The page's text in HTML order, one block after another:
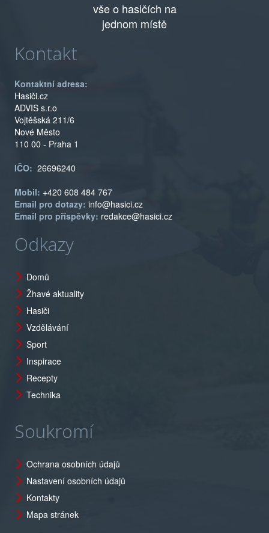
vše o hasičích na
jednom místě
Kontakt
Kontaktní adresa:
Hasiči.cz
ADVIS s.r.o
Vojtěšská 211/6
Nové Město
110 00 - Praha 1
IČO: 26696240
Mobil: +420 608 484 767
Email pro dotazy: info@hasici.cz
Email pro příspěvky: redakce@hasici.cz
Odkazy
Domů
Žhavé aktuality
Hasiči
Vzdělávání
Sport
Inspirace
Recepty
Technika
Soukromí
Ochrana osobních údajů
Nastavení osobních údajů
Kontakty
Mapa stránek